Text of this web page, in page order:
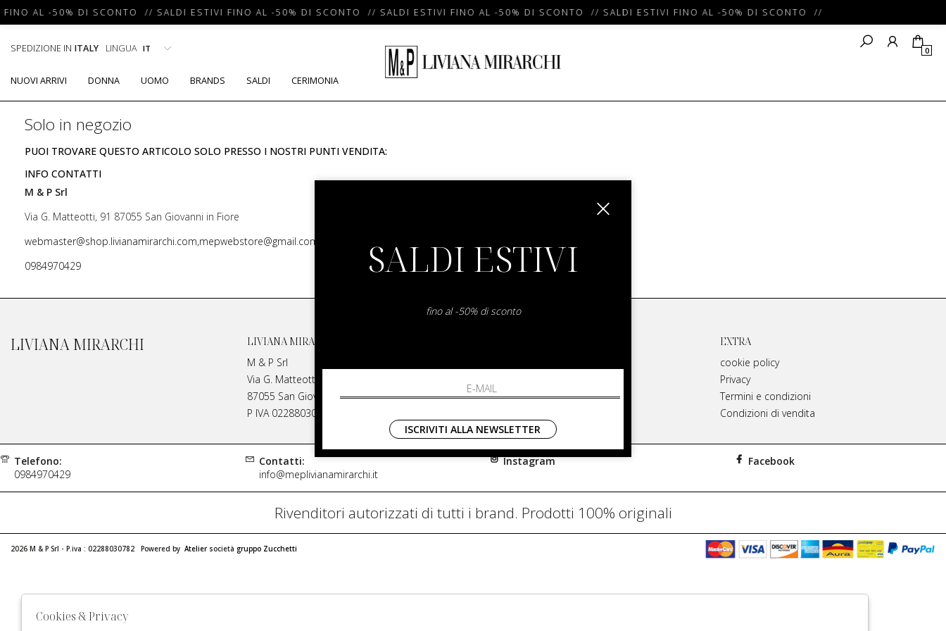
AL -50% DI SCONTO // SALDI ESTIVI FINO AL -50% DI SCONTO // SALDI ESTIVI FINO AL -50% DI SCONTO // SALDI ESTIVI FINO AL -50% DI SCONTO //
SPEDIZIONE IN ITALY LINGUA 0
NUOVI ARRIVI DONNA UOMO BRANDS SALDI CERIMONIA
Solo in negozio
PUOI TROVARE QUESTO ARTICOLO SOLO PRESSO I NOSTRI PUNTI VENDITA:
INFO CONTATTI
M & P Srl
Via G. Matteotti, 91 87055 San Giovanni in Fiore
webmaster@shop.livianamirarchi.com,mepwebstore@gmail.com
0984970429
LIVIANA MIRARCHI
LIVIANA MIRARCHI
M & P Srl
Via G. Matteotti, 91
87055 San Giovanni in Fiore Italia
P IVA 02288030782
Contatti
Spedizione
EXTRA
cookie policy
Privacy
Termini e condizioni
Condizioni di vendita
Telefono:
0984970429
Contatti:
info@meplivianamirarchi.it
Instagram Facebook
Rivenditori autorizzati di tutti i brand. Prodotti 100% originali
2026 M & P Srl - P.iva : 02288030782 Powered by Atelier società gruppo Zucchetti
SALDI ESTIVI
fino al -50% di sconto
ISCRIVITI ALLA NEWSLETTER
Cookies & Privacy